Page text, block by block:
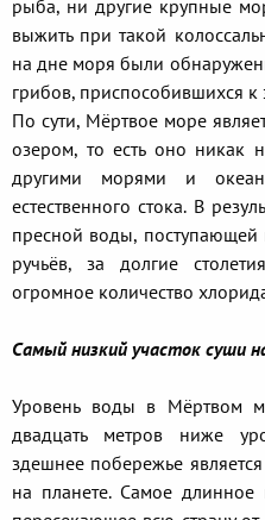
рыба, ни другие крупные
выжить при такой
на дне моря были
грибов, приспособившихся к
По сути, Мёртвое море
озером, то есть оно никак
другими морями и
естественного стока. В
пресной воды,
ручьёв, за долгие
огромное количество
Самый низкий участок суши
Уровень воды в Мёртвом
двадцать метров ниже
здешнее побережье
на планете. Самое